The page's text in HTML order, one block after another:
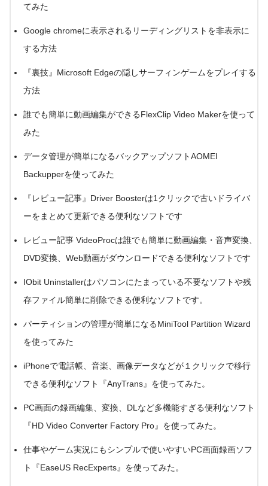
てみた
Google chromeに表示されるリーディングリストを非表示に
する方法
『裏技』Microsoft Edgeの隠しサーフィンゲームをプレイする
方法
誰でも簡単に動画編集ができるFlexClip Video Makerを使って
みた
データ管理が簡単になるバックアップソフトAOMEI
Backupperを使ってみた
『レビュー記事』Driver Boosterは1クリックで古いドライバ
ーをまとめて更新できる便利なソフトです
レビュー記事 VideoProcは誰でも簡単に動画編集・音声変換、
DVD変換、Web動画がダウンロードできる便利なソフトです
IObit Uninstallerはパソコンにたまっている不要なソフトや残
存ファイル簡単に削除できる便利なソフトです。
パーティションの管理が簡単になるMiniTool Partition Wizard
を使ってみた
iPhoneで電話帳、音楽、画像データなどが１クリックで移行
できる便利なソフト『AnyTrans』を使ってみた。
PC画面の録画編集、変換、DLなど多機能すぎる便利なソフト
『HD Video Converter Factory Pro』を使ってみた。
仕事やゲーム実況にもシンプルで使いやすいPC画面録画ソフ
ト『EaseUS RecExperts』を使ってみた。